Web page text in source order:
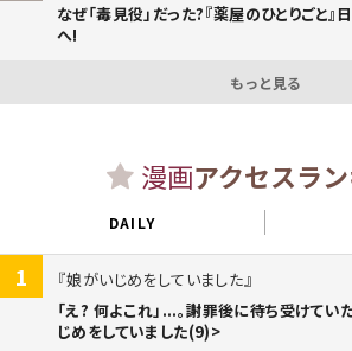
なぜ「毒見役」だった?『薬屋のひとりごと
へ!
もっと見る
漫画アクセスラ
DAILY
1
娘がいじめをしていました
「え? 何よこれ」...。謝罪後に待ち受けて
じめをしていました(9)>